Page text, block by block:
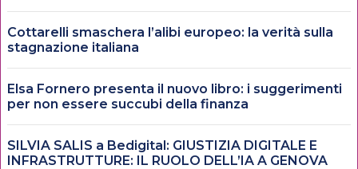
Cottarelli smaschera l’alibi europeo: la verità sulla
stagnazione italiana
Elsa Fornero presenta il nuovo libro: i suggerimenti
per non essere succubi della finanza
SILVIA SALIS a Bedigital: GIUSTIZIA DIGITALE E
INFRASTRUTTURE: IL RUOLO DELL’IA A GENOVA